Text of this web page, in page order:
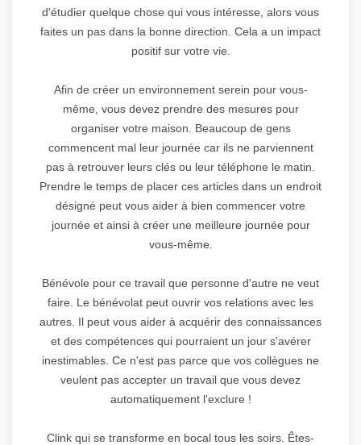
d'étudier quelque chose qui vous intéresse, alors vous
faites un pas dans la bonne direction. Cela a un impact
positif sur votre vie.
Afin de créer un environnement serein pour vous-
même, vous devez prendre des mesures pour
organiser votre maison. Beaucoup de gens
commencent mal leur journée car ils ne parviennent
pas à retrouver leurs clés ou leur téléphone le matin.
Prendre le temps de placer ces articles dans un endroit
désigné peut vous aider à bien commencer votre
journée et ainsi à créer une meilleure journée pour
vous-même.
Bénévole pour ce travail que personne d'autre ne veut
faire. Le bénévolat peut ouvrir vos relations avec les
autres. Il peut vous aider à acquérir des connaissances
et des compétences qui pourraient un jour s'avérer
inestimables. Ce n'est pas parce que vos collègues ne
veulent pas accepter un travail que vous devez
automatiquement l'exclure !
Clink qui se transforme en bocal tous les soirs. Êtes-